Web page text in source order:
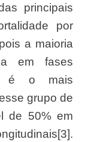
principais
por
a maioria
em fases
é o mais
grupo de
de 50% em